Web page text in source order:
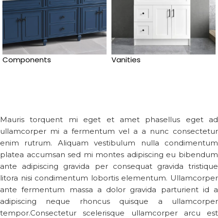
Components Vanities
Mauris torquent mi eget et amet phasellus eget ad
ullamcorper mi a fermentum vel a a nunc consectetur
enim rutrum. Aliquam vestibulum nulla condimentum
platea accumsan sed mi montes adipiscing eu bibendum
ante adipiscing gravida per consequat gravida tristique
litora nisi condimentum lobortis elementum. Ullamcorper
ante fermentum massa a dolor gravida parturient id a
adipiscing neque rhoncus quisque a ullamcorper
tempor.Consectetur scelerisque ullamcorper arcu est